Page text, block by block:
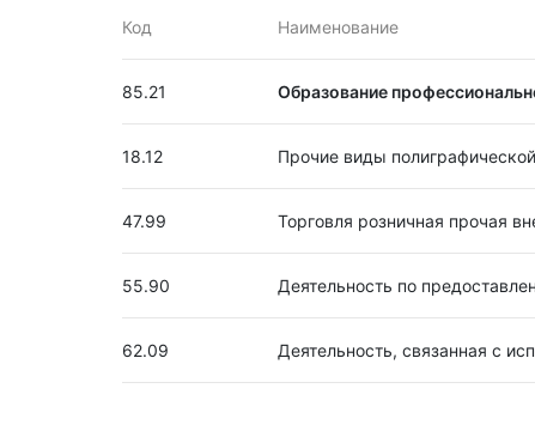
Код Наименование
85.21 Образование
18.12 Прочие виды
47.99 Торговля розничная прочая
55.90 Деятельность по
62.09 Деятельность, связанная с